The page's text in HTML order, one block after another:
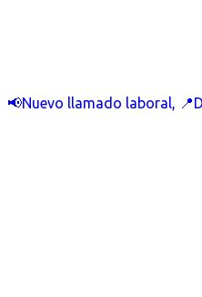
📢Nuevo llamado laboral,